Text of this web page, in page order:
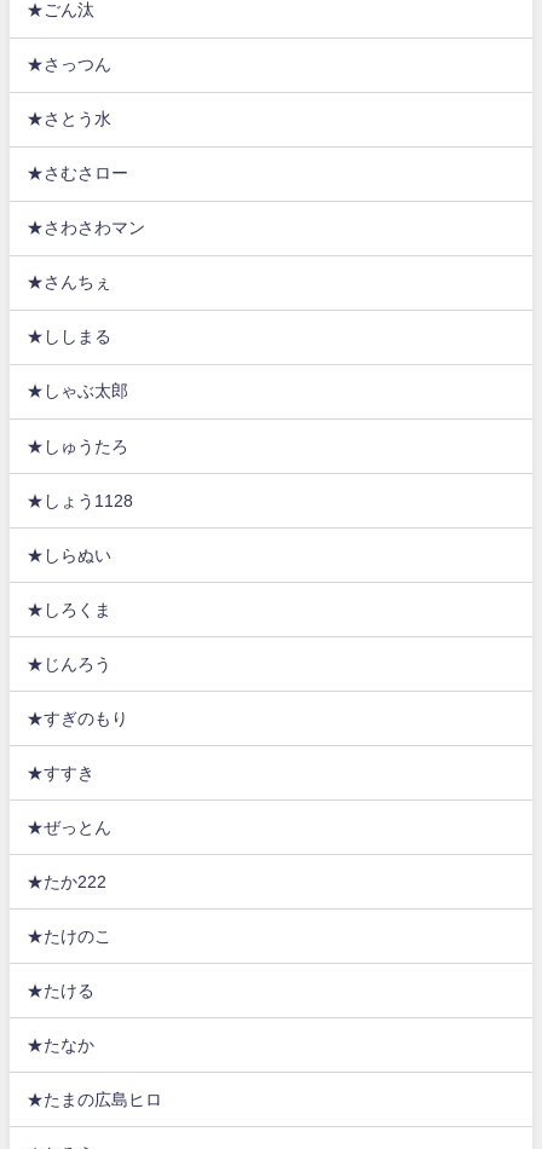
★ごん汰
★さっつん
★さとう水
★さむさロー
★さわさわマン
★さんちぇ
★ししまる
★しゃぶ太郎
★しゅうたろ
★しょう1128
★しらぬい
★しろくま
★じんろう
★すぎのもり
★すすき
★ぜっとん
★たか222
★たけのこ
★たける
★たなか
★たまの広島ヒロ